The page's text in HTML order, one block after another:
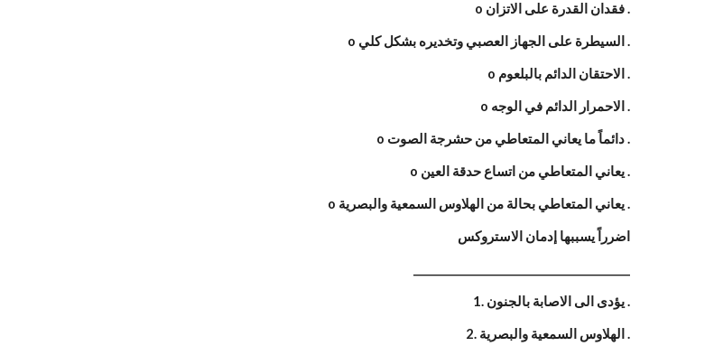
o فقدان القدرة على الاتزان .
o السيطرة على الجهاز العصبي وتخديره بشكل كلي .
o الاحتقان الدائم بالبلعوم .
o الاحمرار الدائم في الوجه .
o دائماً ما يعاني المتعاطي من حشرجة الصوت .
o يعاني المتعاطي من اتساع حدقة العين .
o يعاني المتعاطي بحالة من الهلاوس السمعية والبصرية .
اضرراً يسببها إدمان الاستروكس
1. يؤدى الى الاصابة بالجنون .
2. الهلاوس السمعية والبصرية .